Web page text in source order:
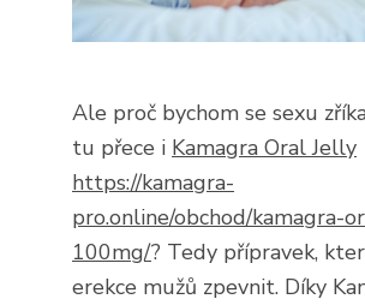
Ale proč bychom se sexu
tu přece i Kamagra Oral Jelly
https://kamagra-
pro.online/obchod/kamagra-
100mg/? Tedy přípravek,
erekce mužů zpevnit. Díky